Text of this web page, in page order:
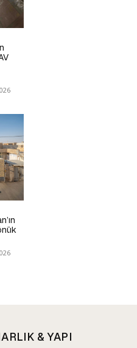
& YAPI